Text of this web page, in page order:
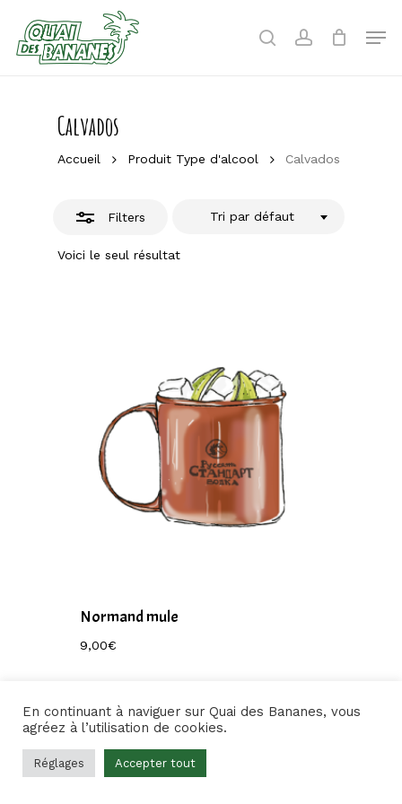
main
content
searchaccount
Calvados
Accueil Produit Type d'alcool Calvados
Filters
Voici le seul résultat
Tri par défaut
Close
Normand mule
9,00€
9,00
En continuant à naviguer sur Quai des Bananes, vous
agréez à l’utilisation de cookies.
Réglages Accepter tout